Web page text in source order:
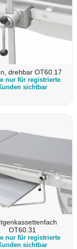
drehbar OT60.17
nur für registrierte
sichtbar
OT60.31
nur für registrierte
sichtbar